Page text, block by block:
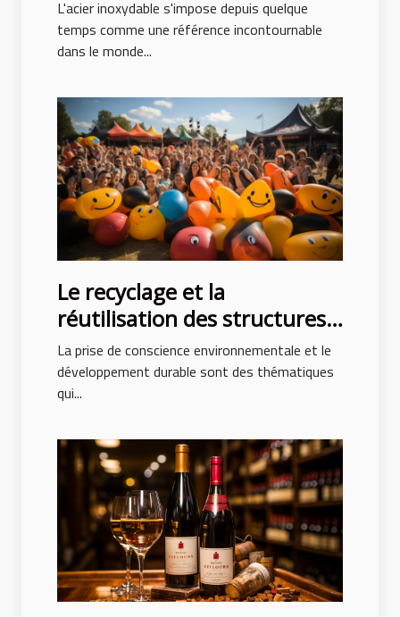
L'acier inoxydable s'impose depuis quelque
temps comme une référence incontournable
dans le monde...
Le recyclage et la
réutilisation des structures
gonflables après des
événements
La prise de conscience environnementale et le
développement durable sont des thématiques
qui...